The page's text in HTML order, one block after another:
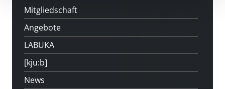
Mitgliedschaft
Angebote
LABUKA
[kju:b]
News